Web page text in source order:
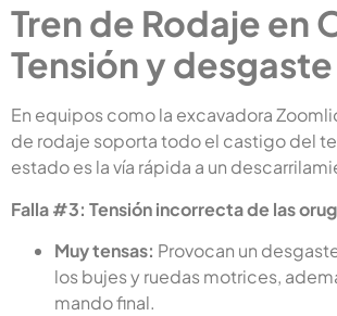
Tren de Rodaje en
Tensión y desgaste
En equipos como la excavadora
de rodaje soporta todo el castigo del
estado es la vía rápida a un
Falla #3: Tensión incorrecta de las
Muy tensas: Provocan un
los bujes y ruedas motrices,
mando final.